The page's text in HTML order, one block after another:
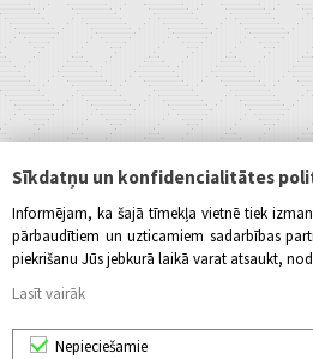
Sīkdatņu un konfidencialitātes
Informējam, ka šajā tīmekļa vietnē tiek
pārbaudītiem un uzticamiem sadarbības
piekrišanu Jūs jebkurā laikā varat atsaukt,
Lasīt vairāk
Nepieciešamie